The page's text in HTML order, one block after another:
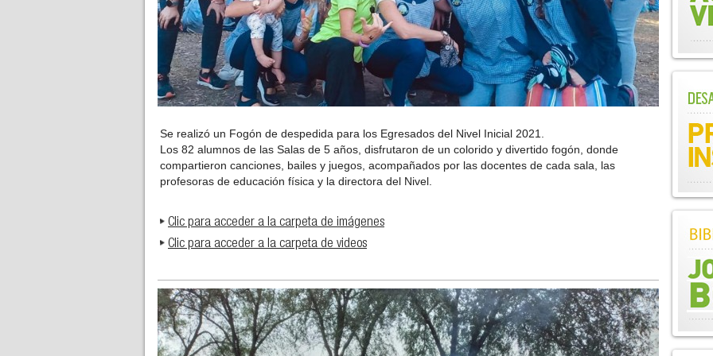
Se realizó un Fogón de despedida para los Egresados del Nivel Inicial 2021.
Los 82 alumnos de las Salas de 5 años, disfrutaron de un colorido y divertido fogón, donde
compartieron canciones, bailes y juegos, acompañados por las docentes de cada sala, las
profesoras de educación física y la directora del Nivel.
Clic para acceder a la carpeta de imágenes
Clic para acceder a la carpeta de videos